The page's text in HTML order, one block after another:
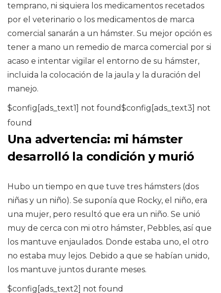
temprano, ni siquiera los medicamentos recetados
por el veterinario o los medicamentos de marca
comercial sanarán a un hámster. Su mejor opción es
tener a mano un remedio de marca comercial por si
acaso e intentar vigilar el entorno de su hámster,
incluida la colocación de la jaula y la duración del
manejo.
$config[ads_text1] not found$config[ads_text3] not
found
Una advertencia: mi hámster
desarrolló la condición y murió
Hubo un tiempo en que tuve tres hámsters (dos
niñas y un niño). Se suponía que Rocky, el niño, era
una mujer, pero resultó que era un niño. Se unió
muy de cerca con mi otro hámster, Pebbles, así que
los mantuve enjaulados. Donde estaba uno, el otro
no estaba muy lejos. Debido a que se habían unido,
los mantuve juntos durante meses.
$config[ads_text2] not found